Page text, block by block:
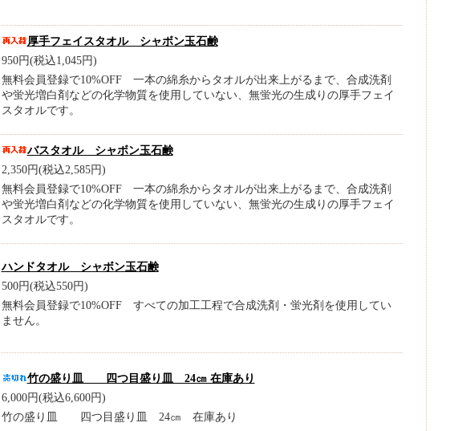
厚手フェイスタオル シャボン玉石鹸
950円(税込1,045円)
無料会員登録で10%OFF 一本の綿糸からタオルが出来上がるまで、合成洗剤
や蛍光増白剤などの化学物質を使用していない、無蛍光の生成りの厚手フェイ
スタオルです。
バスタオル シャボン玉石鹸
2,350円(税込2,585円)
無料会員登録で10%OFF 一本の綿糸からタオルが出来上がるまで、合成洗剤
や蛍光増白剤などの化学物質を使用していない、無蛍光の生成りの厚手フェイ
スタオルです。
ハンドタオル シャボン玉石鹸
500円(税込550円)
無料会員登録で10%OFF すべての加工工程で合成洗剤・蛍光剤を使用してい
ません。
竹の盛り皿 四つ目盛り皿 24㎝ 在庫あり
6,000円(税込6,600円)
竹の盛り皿 四つ目盛り皿 24㎝ 在庫あり